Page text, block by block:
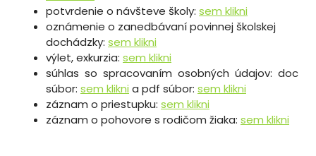
potvrdenie o návšteve školy: sem klikni
oznámenie o zanedbávaní povinnej školskej
dochádzky: sem klikni
výlet, exkurzia: sem klikni
súhlas so spracovaním osobných údajov: doc
súbor: sem klikni a pdf súbor: sem klikni
záznam o priestupku: sem klikni
záznam o pohovore s rodičom žiaka: sem klikni